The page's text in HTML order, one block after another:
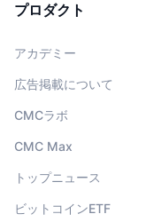
プロダクト
アカデミー
広告掲載について
CMCラボ
CMC Max
トップニュース
ビットコインETF